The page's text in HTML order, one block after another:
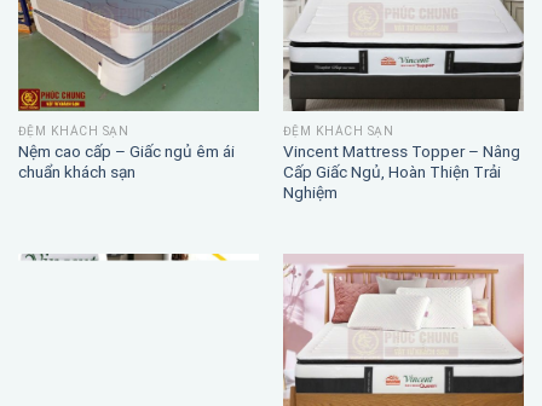
ĐỆM KHÁCH SẠN
Nệm cao cấp – Giấc ngủ êm ái
chuẩn khách sạn
ĐỆM KHÁCH SẠN
Vincent Mattress Topper – Nâng
Cấp Giấc Ngủ, Hoàn Thiện Trải
Nghiệm